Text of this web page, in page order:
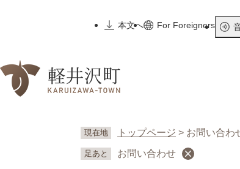
先
本文へ
For Foreigners
現在地 トップページ > お問い合わ
足あと お問い合わせ